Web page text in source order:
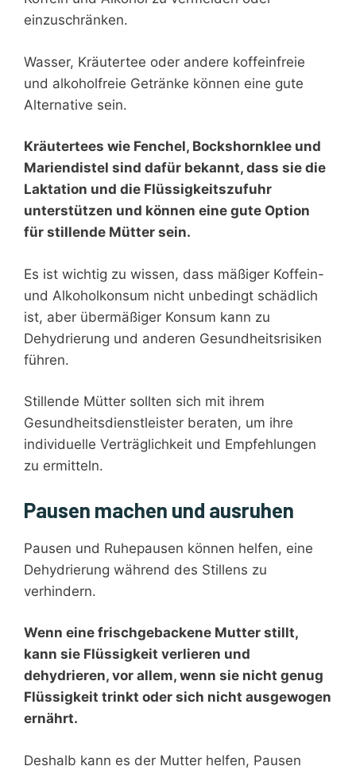
einzuschränken.
Wasser, Kräutertee oder andere koffeinfreie
und alkoholfreie Getränke können eine gute
Alternative sein.
Kräutertees wie Fenchel, Bockshornklee und
Mariendistel sind dafür bekannt, dass sie die
Laktation und die Flüssigkeitszufuhr
unterstützen und können eine gute Option
für stillende Mütter sein.
Es ist wichtig zu wissen, dass mäßiger Koffein-
und Alkoholkonsum nicht unbedingt schädlich
ist, aber übermäßiger Konsum kann zu
Dehydrierung und anderen Gesundheitsrisiken
führen.
Stillende Mütter sollten sich mit ihrem
Gesundheitsdienstleister beraten, um ihre
individuelle Verträglichkeit und Empfehlungen
zu ermitteln.
Pausen machen und ausruhen
Pausen und Ruhepausen können helfen, eine
Dehydrierung während des Stillens zu
verhindern.
Wenn eine frischgebackene Mutter stillt,
kann sie Flüssigkeit verlieren und
dehydrieren, vor allem, wenn sie nicht genug
Flüssigkeit trinkt oder sich nicht ausgewogen
ernährt.
Deshalb kann es der Mutter helfen, Pausen